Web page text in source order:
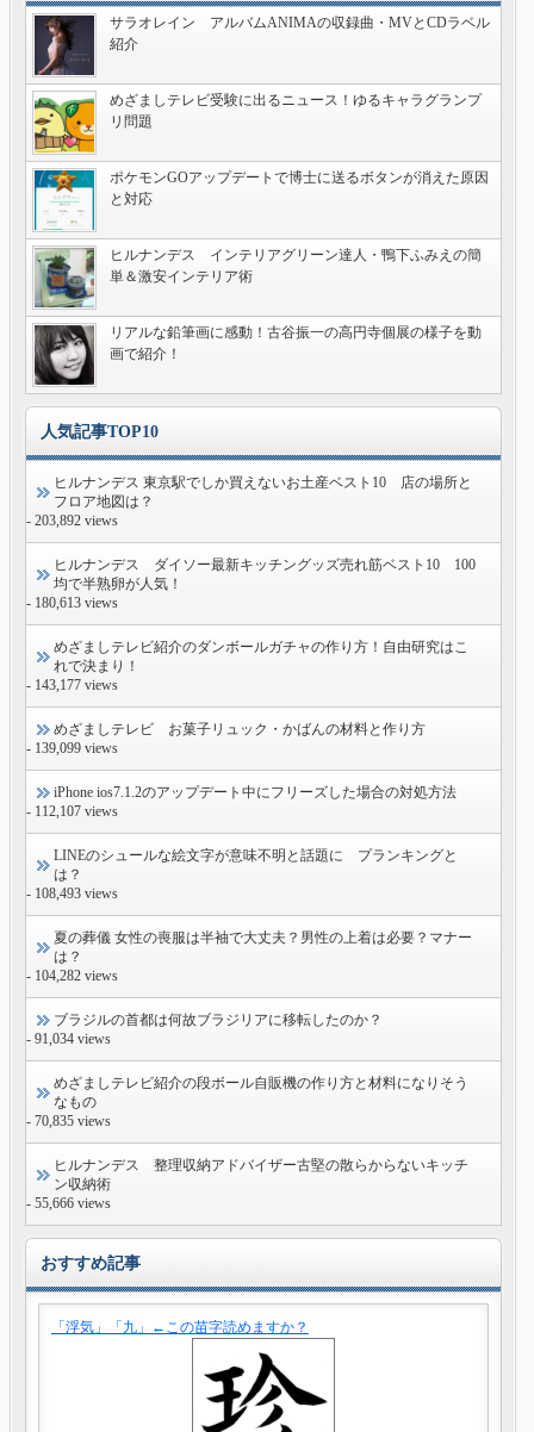
サラオレイン アルバムANIMAの収録曲・MVとCDラベル
紹介
めざましテレビ受験に出るニュース！ゆるキャラグランプ
リ問題
ポケモンGOアップデートで博士に送るボタンが消えた原因
と対応
ヒルナンデス インテリアグリーン達人・鴨下ふみえの簡
単＆激安インテリア術
リアルな鉛筆画に感動！古谷振一の高円寺個展の様子を動
画で紹介！
人気記事TOP10
ヒルナンデス 東京駅でしか買えないお土産ベスト10 店の場所と
フロア地図は？
- 203,892 views
ヒルナンデス ダイソー最新キッチングッズ売れ筋ベスト10 100
均で半熟卵が人気！
- 180,613 views
めざましテレビ紹介のダンボールガチャの作り方！自由研究はこ
れで決まり！
- 143,177 views
めざましテレビ お菓子リュック・かばんの材料と作り方
- 139,099 views
iPhone ios7.1.2のアップデート中にフリーズした場合の対処方法
- 112,107 views
LINEのシュールな絵文字が意味不明と話題に プランキングと
は？
- 108,493 views
夏の葬儀 女性の喪服は半袖で大丈夫？男性の上着は必要？マナー
は？
- 104,282 views
ブラジルの首都は何故ブラジリアに移転したのか？
- 91,034 views
めざましテレビ紹介の段ボール自販機の作り方と材料になりそう
なもの
- 70,835 views
ヒルナンデス 整理収納アドバイザー古堅の散らからないキッチ
ン収納術
- 55,666 views
おすすめ記事
「浮気」「九」←この苗字読めますか？